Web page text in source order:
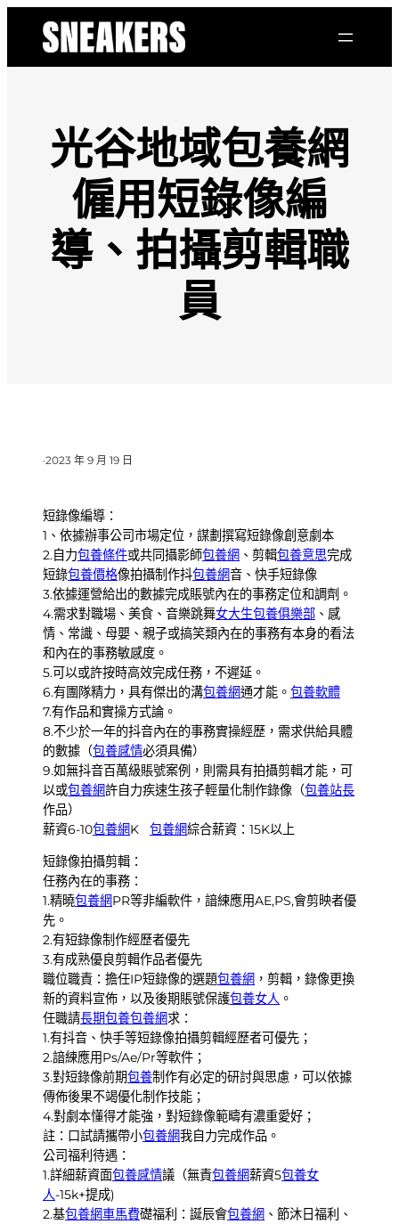
光谷地域包養網
僱用短錄像編
導、拍攝剪輯職
員
·2023 年 9 月 19 日
短錄像編導：
1、依據辦事公司市場定位，謀劃撰寫短錄像創意劇本
2.自力包養條件或共同攝影師包養網 、剪輯包養意思完成
短錄包養價格像拍攝制作抖包養網音、快手短錄像
3.依據運營給出的數據完成賬號內在的事務定位和調劑。
4.需求對職場、美食、音樂跳舞女大生包養俱樂部 、感
情、常識、母嬰、親子或搞笑類內在的事務有本身的看法
和內在的事務敏感度。
5.可以或許按時高效完成任務，不遲延。
6.有團隊精力，具有傑出的溝包養網通才能。 包養軟體
7.有作品和實操方式論。
8.不少於一年的抖音內在的事務實操經歷，需求供給具體
的數據（包養感情必須具備）
9.如無抖音百萬級賬號案例，則需具有拍攝剪輯才能，可
以或包養網許自力疾速生孩子輕量化制作錄像（包養站長
作品）
薪資6-10包養網K 包養網綜合薪資：15K以上
短錄像拍攝剪輯：
任務內在的事務：
1.精曉包養網PR等非編軟件，諳練應用AE,PS,會剪映者優
先。
2.有短錄像制作經歷者優先
3.有成熟優良剪輯作品者優先
職位職責：擔任IP短錄像的選題包養網 ，剪輯，錄像更換
新的資料宣佈，以及後期賬號保護包養女人 。
任職請長期包養包養網求：
1.有抖音、快手等短錄像拍攝剪輯經歷者可優先；
2.諳練應用Ps/Ae/Pr等軟件；
3.對短錄像前期包養制作有必定的研討與思慮，可以依據
傳佈後果不竭優化制作技能；
4.對劇本懂得才能強，對短錄像範疇有濃重愛好；
註：口試請攜帶小包養網我自力完成作品。
公司福利待遇：
1.詳細薪資面包養感情議（無責包養網薪資5包養女
人-15k+提成)
2.基包養網車馬費礎福利：誕辰會包養網 、節沐日福利、